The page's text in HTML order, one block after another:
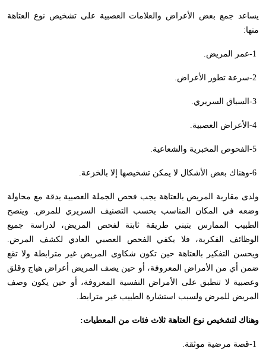
يساعد جمع بعض الأعراض والعلامات العصبية على تشخيص نوع العتاهة
منها:
-1عمر المريض.
-2سرعة تطور الأعراض.
-3 السياق السريري.
-4 الأعراض العصبية.
-5 الفحوص المخبرية والشعاعية.
-6وهناك بعض الأشكال لا يمكن تشخيصها إلا بالخزعة.
ولدى مقاربة المريض بالعتاهة يجب فحص الجملة العصبية بدقة مع محاولة
وضعه في المكان المناسب بحسب التصنيف السريري للمرض. وينصح
الطبيب الممارس بتبني طريقة ثابتة لفحص المريض، لدراسة جميع
الوظائف الفكرية، فلا يكفي الفحص العصبي العادي لكشف المرض.
ويحسن التفكير بالعتاهة حين تكون شكاوى المريض غير مترابطة ولا تقع
ضمن أي من الأمراض المعروفة، أو حين يصف المريض أعراض هياج وقلق
وعصبية لا تنطبق على الأمراض النفسية المعروفة، أو حين يكون وصف
المريض للمرض ولسبب استشارة الطبيب غير مترابط.
وهناك لتشخيص نوع العتاهة ثلاث فئات من المعطيات:
-1قصة مرضية موثقة.